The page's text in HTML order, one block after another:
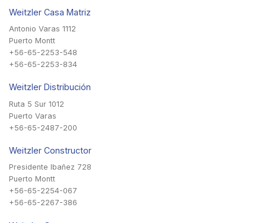
Weitzler Casa Matriz
Antonio Varas 1112
Puerto Montt
+56-65-2253-548
+56-65-2253-834
Weitzler Distribución
Ruta 5 Sur 1012
Puerto Varas
+56-65-2487-200
Weitzler Constructor
Presidente Ibañez 728
Puerto Montt
+56-65-2254-067
+56-65-2267-386